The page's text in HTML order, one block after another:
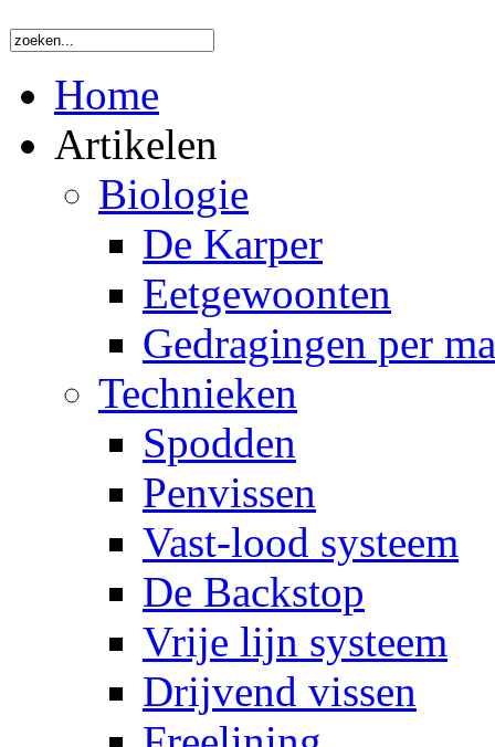
Home
Artikelen
Biologie
De Karper
Eetgewoonten
Gedragingen per
Technieken
Spodden
Penvissen
Vast-lood systeem
De Backstop
Vrije lijn systeem
Drijvend vissen